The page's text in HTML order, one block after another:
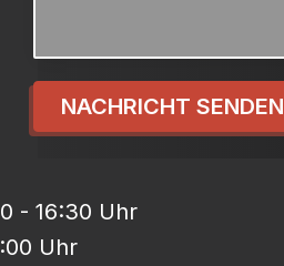
NACHRICHT SENDEN
- 16:30 Uhr
Uhr